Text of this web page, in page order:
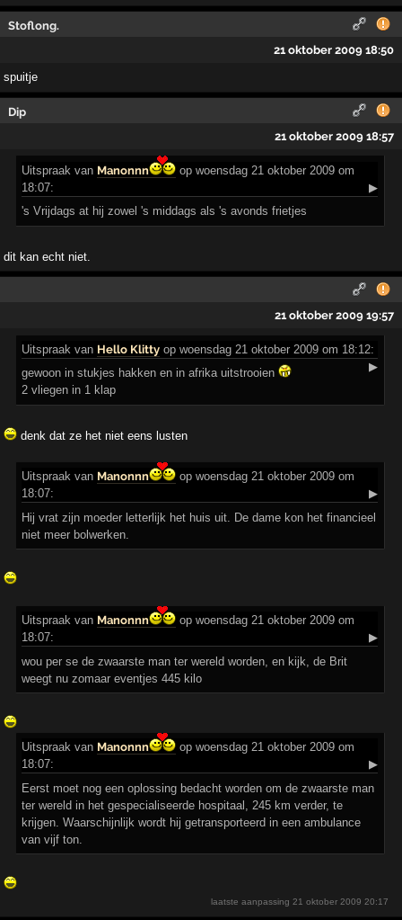
Stoflong.
21 oktober 2009 18:50
spuitje
Dip
21 oktober 2009 18:57
Uitspraak van Manonnn
op woensdag 21 oktober 2009 om
18:07:
▶
's Vrijdags at hij zowel 's middags als 's avonds frietjes
dit kan echt niet.
21 oktober 2009 19:57
Uitspraak van Hello Klitty op woensdag 21 oktober 2009 om 18:12:
▶
gewoon in stukjes hakken en in afrika uitstrooien
2 vliegen in 1 klap
denk dat ze het niet eens lusten
Uitspraak van Manonnn
op woensdag 21 oktober 2009 om
18:07:
▶
Hij vrat zijn moeder letterlijk het huis uit. De dame kon het financieel
niet meer bolwerken.
Uitspraak van Manonnn
op woensdag 21 oktober 2009 om
18:07:
▶
wou per se de zwaarste man ter wereld worden, en kijk, de Brit
weegt nu zomaar eventjes 445 kilo
Uitspraak van Manonnn
op woensdag 21 oktober 2009 om
18:07:
▶
Eerst moet nog een oplossing bedacht worden om de zwaarste man
ter wereld in het gespecialiseerde hospitaal, 245 km verder, te
krijgen. Waarschijnlijk wordt hij getransporteerd in een ambulance
van vijf ton.
laatste aanpassing21 oktober 2009 20:17